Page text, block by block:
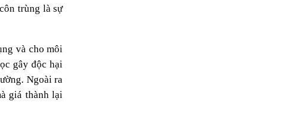
trùng là sự
và cho môi
gây độc hại
Ngoài ra
giá thành lại